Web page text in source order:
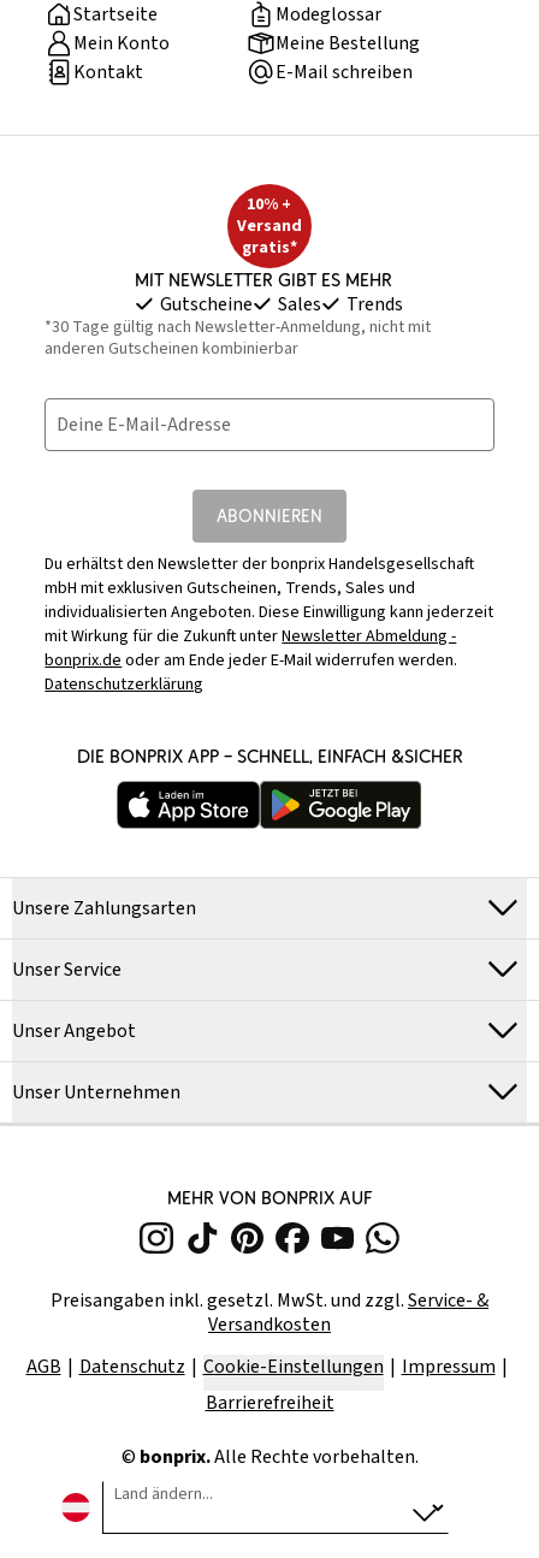
Startseite
Modeglossar
Mein Konto
Meine Bestellung
Kontakt
E-Mail schreiben
10% +
Versand
gratis*
Mit Newsletter gibt es mehr
Gutscheine Sales Trends
*30 Tage gültig nach Newsletter-Anmeldung, nicht mit
anderen Gutscheinen kombinierbar
Deine E-Mail-Adresse
ABONNIEREN
Du erhältst den Newsletter der bonprix Handelsgesellschaft
mbH mit exklusiven Gutscheinen, Trends, Sales und
individualisierten Angeboten. Diese Einwilligung kann jederzeit
mit Wirkung für die Zukunft unterNewsletter Abmeldung -
bonprix.deoder am Ende jeder E-Mail widerrufen werden.
Datenschutzerklärung
DIE BONPRIX APP – SCHNELL, EINFACH &SICHER
Unsere Zahlungsarten
Unser Service
Unser Angebot
Unser Unternehmen
MEHR VON BONPRIX AUF
Preisangaben inkl. gesetzl. MwSt. und zzgl.Service- &
Versandkosten
AGB
Datenschutz Cookie-Einstellungen
Impressum
Barrierefreiheit
© bonprix.Alle Rechte vorbehalten.
Land ändern...